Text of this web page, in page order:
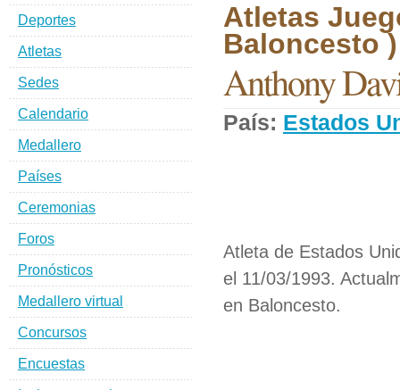
Atletas
Baloncesto )
Anthony
País: Estados
Atleta de Estados
el 11/03/1993.
en Baloncesto.
Deportes
Atletas
Sedes
Calendario
Medallero
Países
Ceremonias
Foros
Pronósticos
Medallero virtual
Concursos
Encuestas